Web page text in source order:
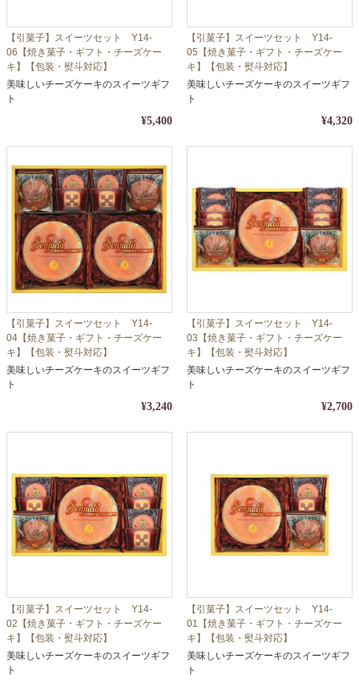
【引菓子】スイーツセット Y14-
06【焼き菓子・ギフト・チーズケー
キ】【包装・熨斗対応】
美味しいチーズケーキのスイーツギフ
ト
¥5,400
【引菓子】スイーツセット Y14-
05【焼き菓子・ギフト・チーズケー
キ】【包装・熨斗対応】
美味しいチーズケーキのスイーツギフ
ト
¥4,320
【引菓子】スイーツセット Y14-
04【焼き菓子・ギフト・チーズケー
キ】【包装・熨斗対応】
美味しいチーズケーキのスイーツギフ
ト
¥3,240
【引菓子】スイーツセット Y14-
03【焼き菓子・ギフト・チーズケー
キ】【包装・熨斗対応】
美味しいチーズケーキのスイーツギフ
ト
¥2,700
【引菓子】スイーツセット Y14-
02【焼き菓子・ギフト・チーズケー
キ】【包装・熨斗対応】
美味しいチーズケーキのスイーツギフ
ト
【引菓子】スイーツセット Y14-
01【焼き菓子・ギフト・チーズケー
キ】【包装・熨斗対応】
美味しいチーズケーキのスイーツギフ
ト